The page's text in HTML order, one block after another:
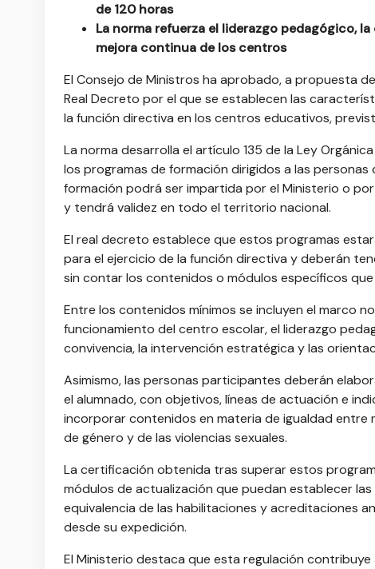
de 120 horas
La norma refuerza el liderazgo pedagógico,
mejora continua de los centros
El Consejo de Ministros ha aprobado, a propuesta
Real Decreto por el que se establecen las
la función directiva en los centros educativos,
La norma desarrolla el artículo 135 de la Ley
los programas de formación dirigidos a las
formación podrá ser impartida por el Ministerio o
y tendrá validez en todo el territorio nacional.
El real decreto establece que estos programas
para el ejercicio de la función directiva y deberán
sin contar los contenidos o módulos específicos
Entre los contenidos mínimos se incluyen el marco
funcionamiento del centro escolar, el liderazgo
convivencia, la intervención estratégica y las
Asimismo, las personas participantes deberán
el alumnado, con objetivos, líneas de actuación e
incorporar contenidos en materia de igualdad entre
de género y de las violencias sexuales.
La certificación obtenida tras superar estos
módulos de actualización que puedan establecer
equivalencia de las habilitaciones y acreditaciones
desde su expedición.
El Ministerio destaca que esta regulación